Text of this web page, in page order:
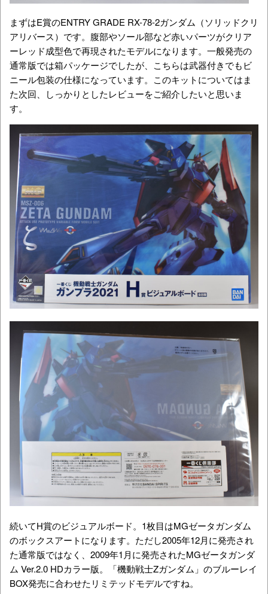
まずはE賞のENTRY GRADE RX-78-2ガンダム（ソリッドクリ
アリバース）です。腹部やソール部など赤いパーツがクリア
ーレッド成型色で再現されたモデルになります。一般発売の
通常版では箱パッケージでしたが、こちらは武器付きでもビ
ニール包装の仕様になっています。このキットについてはま
た次回、しっかりとしたレビューをご紹介したいと思いま
す。
続いてH賞のビジュアルボード。1枚目はMGゼータガンダム
のボックスアートになります。ただし2005年12月に発売され
た通常版ではなく、2009年1月に発売されたMGゼータガンダ
ム Ver.2.0 HDカラー版。「機動戦士Zガンダム」のブルーレイ
BOX発売に合わせたリミテッドモデルですね。